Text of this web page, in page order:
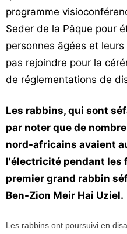
programme
Seder de la Pâque pour
personnes âgées et
pas rejoindre pour la
de réglementations de
Les rabbins, qui sont
par noter que de
nord-africains avaient
l'électricité pendant les
premier grand rabbin
Ben-Zion Meir Hai Uziel.
Les rabbins ont poursuivi en